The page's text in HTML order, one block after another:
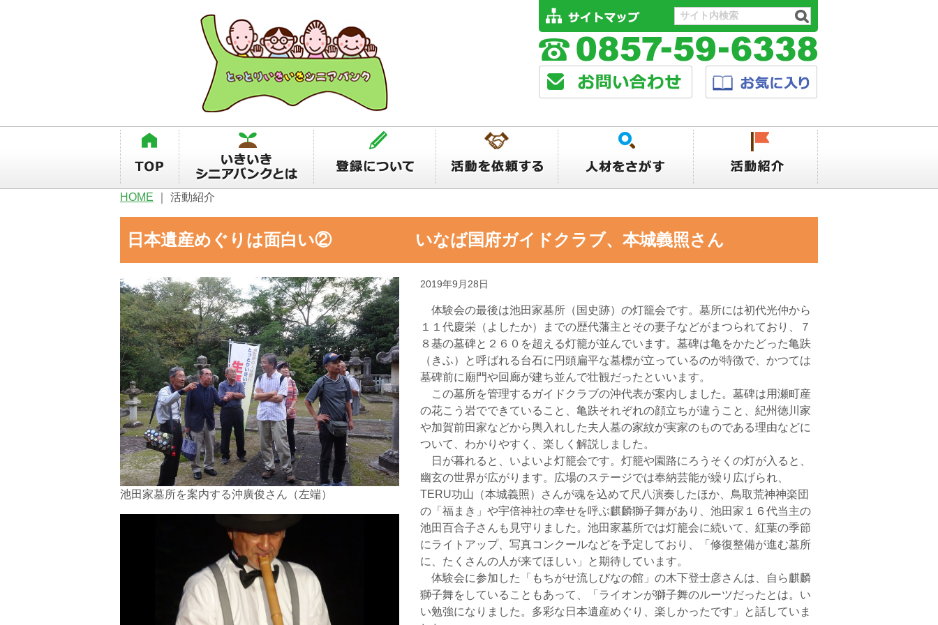
HOME 活動紹介
日本遺産めぐりは面白い② いなば国府ガイドクラブ、本城義照さん
2019年9月28日
体験会の最後は池田家墓所（国史跡）の灯籠会です。墓所には初代光仲から
１１代慶栄（よしたか）までの歴代藩主とその妻子などがまつられており、７
８基の墓碑と２６０を超える灯籠が並んでいます。墓碑は亀をかたどった亀趺
（きふ）と呼ばれる台石に円頭扁平な墓標が立っているのが特徴で、かつては
墓碑前に廟門や回廊が建ち並んで壮観だったといいます。
この墓所を管理するガイドクラブの沖代表が案内しました。墓碑は用瀬町産
の花こう岩でできていること、亀趺それぞれの顔立ちが違うこと、紀州徳川家
や加賀前田家などから輿入れした夫人墓の家紋が実家のものである理由などに
ついて、わかりやすく、楽しく解説しました。
日が暮れると、いよいよ灯籠会です。灯籠や園路にろうそくの灯が入ると、
幽玄の世界が広がります。広場のステージでは奉納芸能が繰り広げられ、
TERU功山（本城義照）さんが魂を込めて尺八演奏したほか、鳥取荒神神楽団
の「福まき」や宇倍神社の幸せを呼ぶ麒麟獅子舞があり、池田家１６代当主の
池田百合子さんも見守りました。池田家墓所では灯籠会に続いて、紅葉の季節
にライトアップ、写真コンクールなどを予定しており、「修復整備が進む墓所
に、たくさんの人が来てほしい」と期待しています。
体験会に参加した「もちがせ流しびなの館」の木下登士彦さんは、自ら麒麟
獅子舞をしていることもあって、「ライオンが獅子舞のルーツだったとは。い
い勉強になりました。多彩な日本遺産めぐり、楽しかったです」と話していま
池田家墓所を案内する沖廣俊さん（左端）